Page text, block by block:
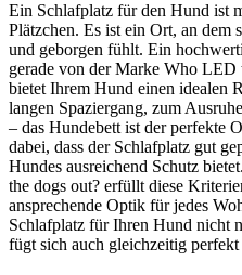
Ein Schlafplatz für den Hund ist
Plätzchen. Es ist ein Ort, an dem
und geborgen fühlt. Ein
gerade von der Marke Who LED
bietet Ihrem Hund einen idealen
langen Spaziergang, zum
– das Hundebett ist der perfekte
dabei, dass der Schlafplatz gut
Hundes ausreichend Schutz
the dogs out? erfüllt diese
ansprechende Optik für jedes
Schlafplatz für Ihren Hund nicht
fügt sich auch gleichzeitig